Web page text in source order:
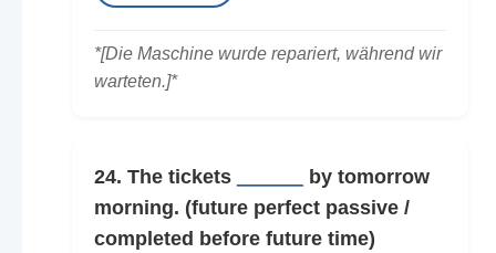
*[Die Maschine wurde repariert, während wir
warteten.]*
24. The tickets
by tomorrow
morning. (future perfect passive /
completed before future time)